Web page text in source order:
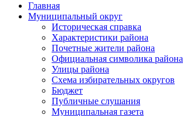
Главная
Муниципальный округ
Историческая справка
Характеристики района
Почетные жители района
Официальная символика района
Улицы района
Схема избирательных округов
Бюджет
Публичные слушания
Муниципальная газета